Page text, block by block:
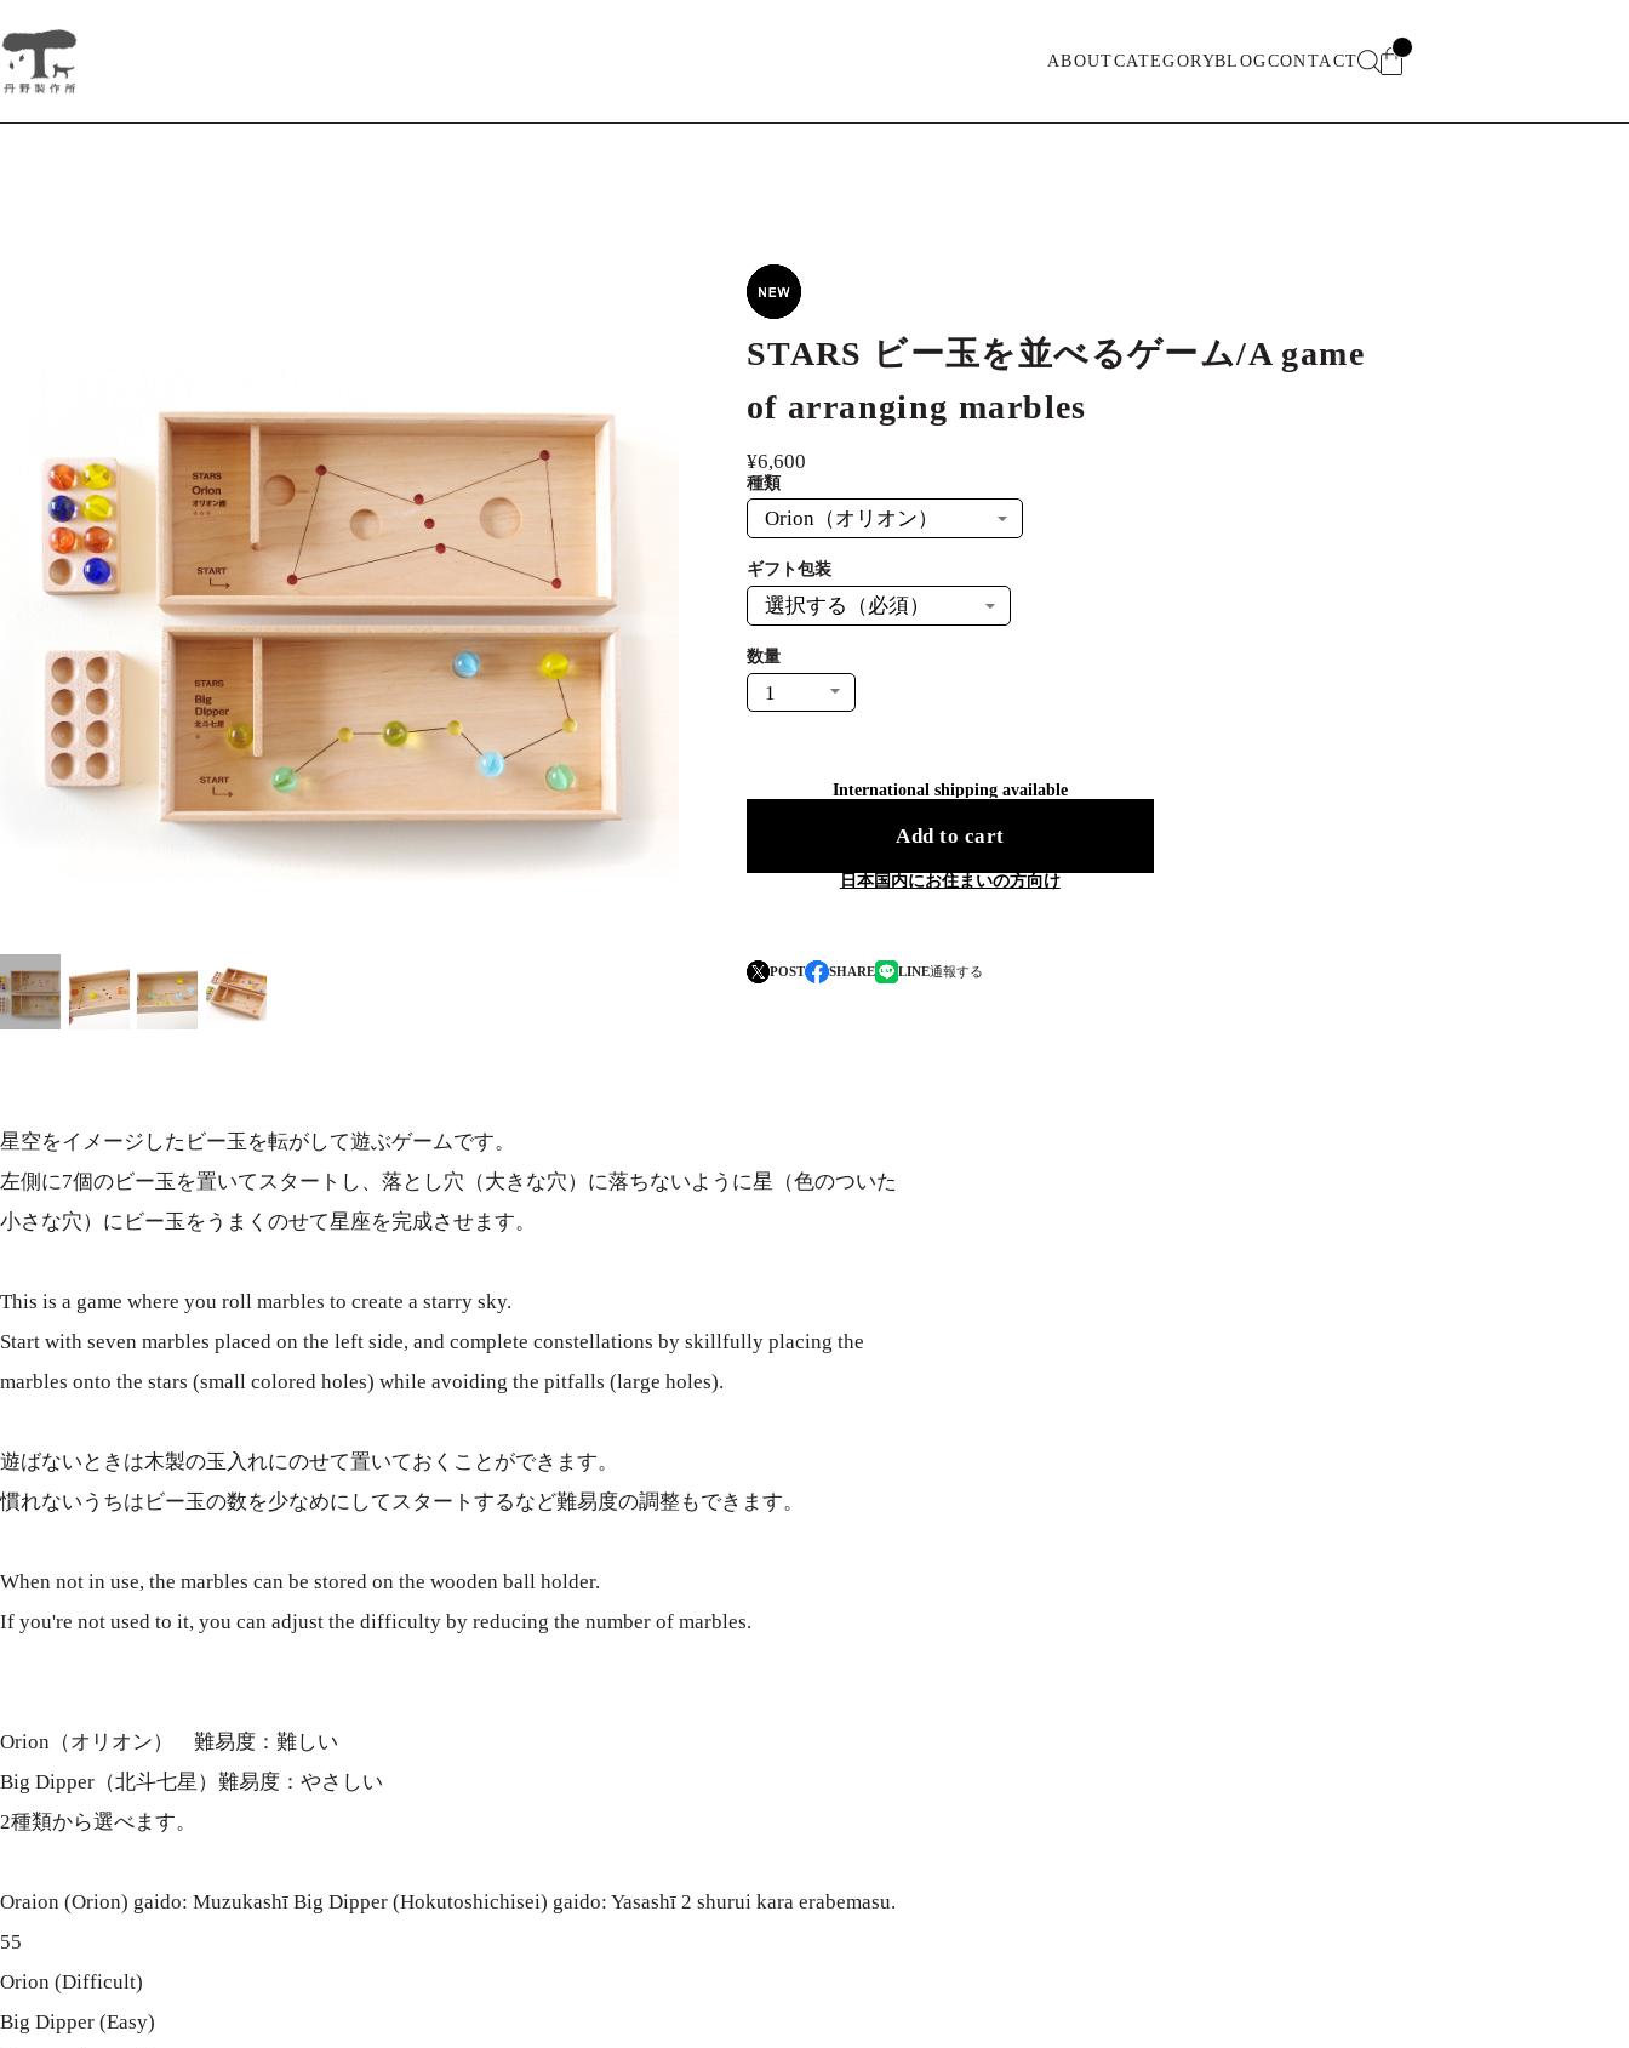
ABOUTCATEGORYBLOGCONTACT
STARS ビー玉を並べるゲーム/A game
of arranging marbles
¥6,600
種類
ギフト包装
数量
International shipping available
Add to cart
日本国内にお住まいの方向け
POST SHARE LINE通報する
星空をイメージしたビー玉を転がして遊ぶゲームです。
左側に7個のビー玉を置いてスタートし、落とし穴（大きな穴）に落ちないように星（色のついた
小さな穴）にビー玉をうまくのせて星座を完成させます。
This is a game where you roll marbles to create a starry sky.
Start with seven marbles placed on the left side, and complete constellations by skillfully placing the
marbles onto the stars (small colored holes) while avoiding the pitfalls (large holes).
遊ばないときは木製の玉入れにのせて置いておくことができます。
慣れないうちはビー玉の数を少なめにしてスタートするなど難易度の調整もできます。
When not in use, the marbles can be stored on the wooden ball holder.
If you're not used to it, you can adjust the difficulty by reducing the number of marbles.
Orion（オリオン） 難易度：難しい
Big Dipper（北斗七星）難易度：やさしい
2種類から選べます。
Oraion (Orion) gaido: Muzukashī Big Dipper (Hokutoshichisei) gaido: Yasashī 2 shurui kara erabemasu.
55
Orion (Difficult)
Big Dipper (Easy)